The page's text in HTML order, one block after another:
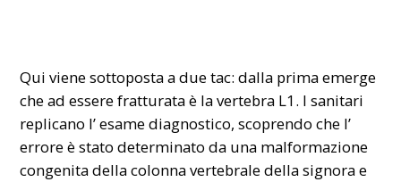
Qui viene sottoposta a due tac: dalla prima emerge
che ad essere fratturata è la vertebra L1. I sanitari
replicano l’ esame diagnostico, scoprendo che l’
errore è stato determinato da una malformazione
congenita della colonna vertebrale della signora e